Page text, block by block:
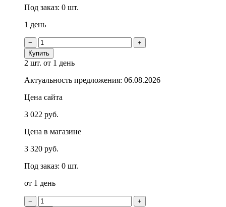
Под заказ: 0 шт.
1 день
−
+
Купить
2 шт. от 1 день
Актуальность предложения: 06.08.2026
Цена сайта
3 022 руб.
Цена в магазине
3 320 руб.
Под заказ: 0 шт.
от 1 день
−
+